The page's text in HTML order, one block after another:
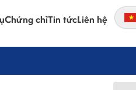
Chứng chỉTin tứcLiên hệ